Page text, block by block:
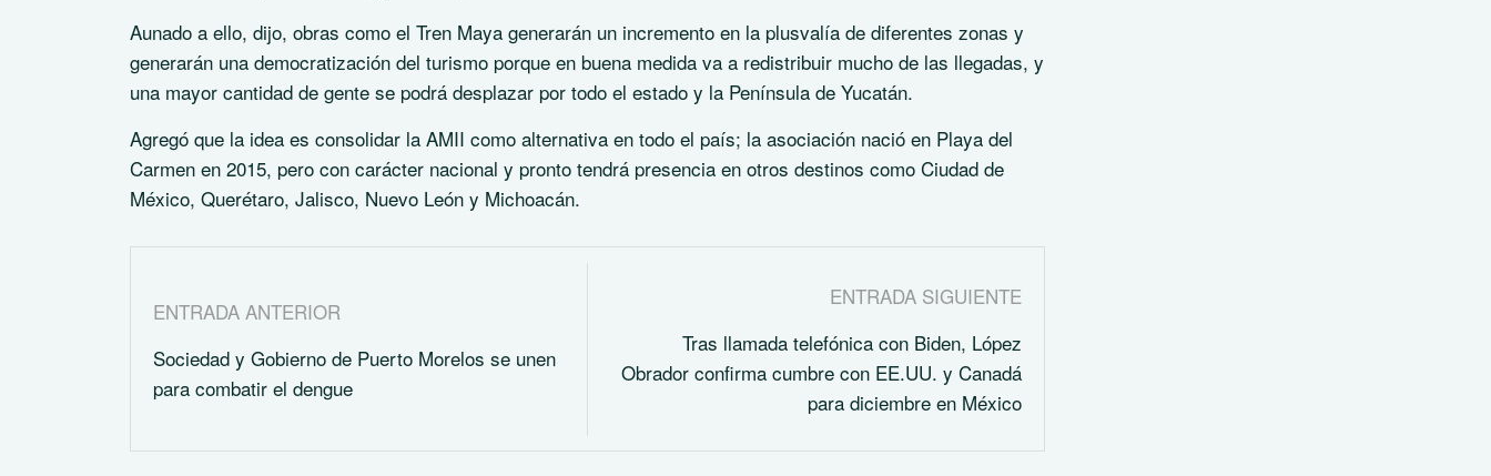
Aunado a ello, dijo, obras como el Tren Maya generarán un incremento en la plusvalía de diferentes zonas y
generarán una democratización del turismo porque en buena medida va a redistribuir mucho de las llegadas, y
una mayor cantidad de gente se podrá desplazar por todo el estado y la Península de Yucatán.
Agregó que la idea es consolidar la AMII como alternativa en todo el país; la asociación nació en Playa del
Carmen en 2015, pero con carácter nacional y pronto tendrá presencia en otros destinos como Ciudad de
México, Querétaro, Jalisco, Nuevo León y Michoacán.
ENTRADA ANTERIOR
Sociedad y Gobierno de Puerto Morelos se unen
para combatir el dengue
ENTRADA SIGUIENTE
Tras llamada telefónica con Biden, López
Obrador confirma cumbre con EE.UU. y Canadá
para diciembre en México